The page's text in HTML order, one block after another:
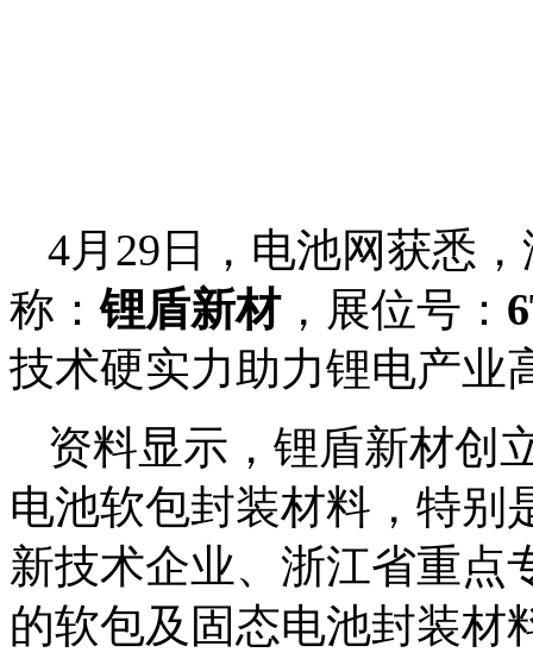
4月29日，电池网获悉
称：锂盾新材，展位号：
技术硬实力助力锂电产业
资料显示，锂盾新材创
电池软包封装材料，特别
新技术企业、浙江省重点
的软包及固态电池封装材